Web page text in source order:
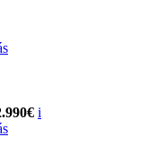
i